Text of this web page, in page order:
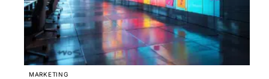
MARKETING